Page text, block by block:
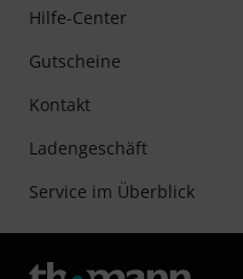
Hilfe-Center
Gutscheine
Kontakt
Ladengeschäft
Service im Überblick